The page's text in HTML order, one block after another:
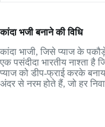
कांदा भजी बनाने की विधि
कांदा भाजी, जिसे प्याज के
एक पसंदीदा भारतीय नाश्ता
प्याज को डीप-फ्राई करके
अंदर से नरम होते हैं, जो हर